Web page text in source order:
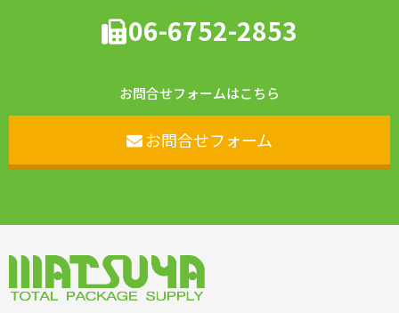
06-6752-2853
お問合せフォームはこちら
お問合せフォーム